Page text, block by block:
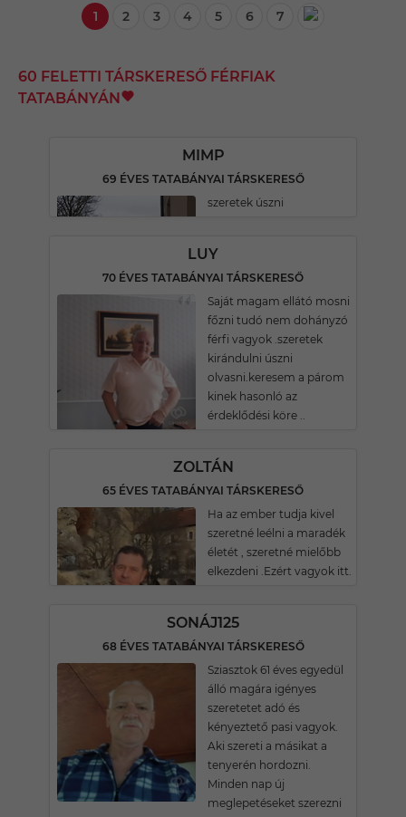
1 2 3 4 5 6 7
60 FELETTI TÁRSKERESŐ FÉRFIAK
TATABÁNYÁN
MIMP
69 ÉVES TATABÁNYAI TÁRSKERESŐ
szeretek úszni
LUY
70 ÉVES TATABÁNYAI TÁRSKERESŐ
Saját magam ellátó mosni
főzni tudó nem dohányzó
férfi vagyok .szeretek
kirándulni úszni
olvasni.keresem a párom
kinek hasonló az
érdeklődési köre ..
ZOLTÁN
65 ÉVES TATABÁNYAI TÁRSKERESŐ
Ha az ember tudja kivel
szeretné leélni a maradék
életét , szeretné mielőbb
elkezdeni .Ezért vagyok itt.
SONÁJ125
68 ÉVES TATABÁNYAI TÁRSKERESŐ
Sziasztok 61 éves egyedül
álló magára igényes
szeretetet adó és
kényeztető pasi vagyok.
Aki szereti a másikat a
tenyerén hordozni.
Minden nap új
meglepetéseket szerezni